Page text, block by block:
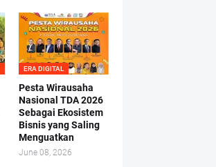
ERA DIGITAL
Pesta Wirausaha
Nasional TDA 2026
Sebagai Ekosistem
Bisnis yang Saling
Menguatkan
June 08, 2026